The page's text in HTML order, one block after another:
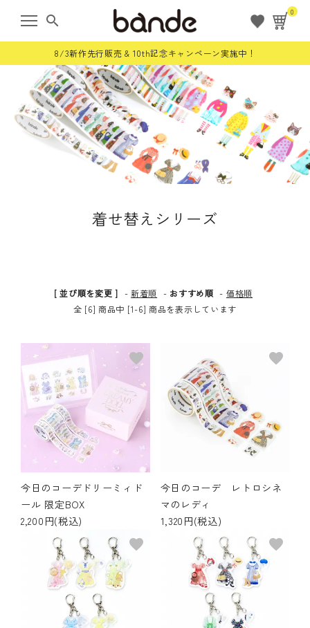
search
0
8/3新作先行販売 & 10th記念キャンペーン実施中！
ようこそ ゲスト 様
person 会員登録
bande stick
bandeってなに？
ご利用ガイド／よくあるご質問
お問い合わせ
マイページ
企業（法人）の皆様へ
着せ替えシリーズ
[ 並び順を変更 ] -新着順 - おすすめ順 - 価格順
全 [6] 商品中 [1-6] 商品を表示しています
今日のコーデドリーミィド
ール 限定BOX
2,200円(税込)
favorite
今日のコーデ レトロシネ
マのレディ
1,320円(税込)
favorite
favorite favorite